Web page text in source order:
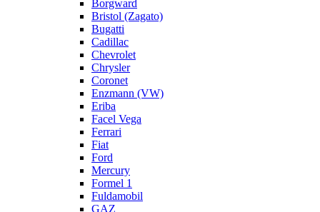
Borgward
Bristol (Zagato)
Bugatti
Cadillac
Chevrolet
Chrysler
Coronet
Enzmann (VW)
Eriba
Facel Vega
Ferrari
Fiat
Ford
Mercury
Formel 1
Fuldamobil
GAZ